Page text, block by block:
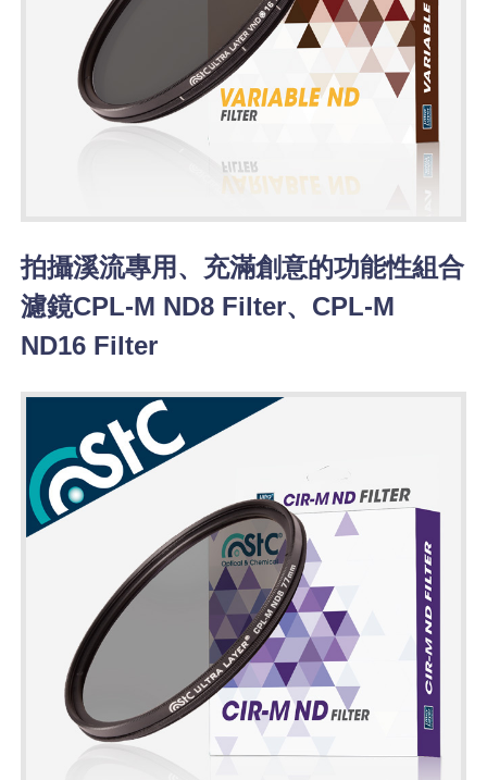
拍攝溪流專用、充滿創意的功能性組合
濾鏡CPL-M ND8 Filter、CPL-M
ND16 Filter